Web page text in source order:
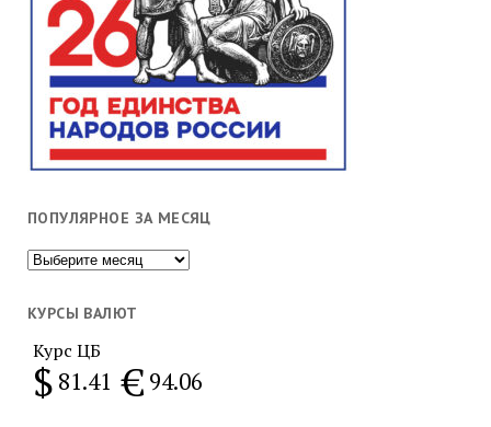
ПОПУЛЯРНОЕ ЗА МЕСЯЦ
Популярное
месяц
КУРСЫ ВАЛЮТ
Курс ЦБ
$ 81.41 € 94.06